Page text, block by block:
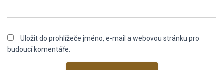
Uložit do prohlížeče jméno, e-mail a webovou stránku pro
budoucí komentáře.